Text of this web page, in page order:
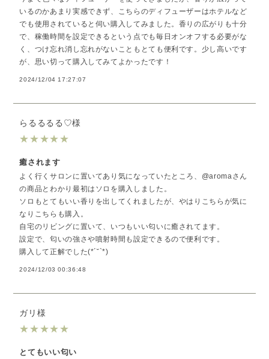
いるのかあまり実感できず、こちらのディフューザーはホテルなど
でも使用されていると伺い購入してみました。香りの広がりも十分
で、稼働時間を設定できるという点でも毎日オンオフする必要がな
く、つけ忘れ消し忘れがないこともとても便利です。少し高いです
が、思い切って購入してみてよかったです！
2024/12/04 17:27:07
らるるるる♡様
★★★★★
癒されます
よく行くサロンに置いてあり気になっていたところ、@aromaさん
の商品とわかり最初はソロを購入しました。
ソロもとてもいい香りを出してくれましたが、やはりこちらが気に
なりこちらも購入。
自宅のリビングに置いて、いつもいい匂いに癒されてます。
設定で、匂いの強さや噴射時間も設定できるので便利です。
購入して正解でした(*´˘`*)
2024/12/03 00:36:48
ガリ様
★★★★★
とてもいい匂い